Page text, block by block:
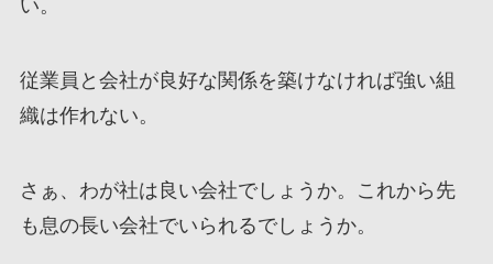
い。
従業員と会社が良好な関係を築けなければ強い組
織は作れない。
さぁ、わが社は良い会社でしょうか。これから先
も息の長い会社でいられるでしょうか。